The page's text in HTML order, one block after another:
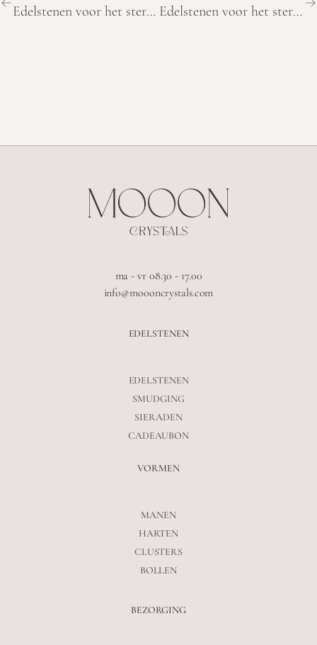
Edelstenen voor het sterrenbeeld Stier Edelstenen voor het sterrenbeeld Steenbok
ma - vr 08.30 - 17.00
info@moooncrystals.com
EDELSTENEN
EDELSTENEN
SMUDGING
SIERADEN
CADEAUBON
VORMEN
MANEN
HARTEN
CLUSTERS
BOLLEN
BEZORGING